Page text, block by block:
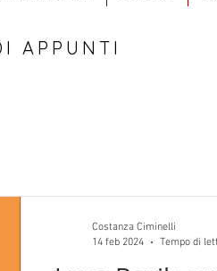
APPUNTI
Costanza Ciminelli
14 feb 2024
Tempo di